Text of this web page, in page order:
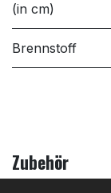
(in cm)
Brennstoff
Zubehör